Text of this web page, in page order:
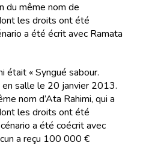
du même nom de
les droits ont été
a été écrit avec Ramata
était « Syngué sabour.
salle le 20 janvier 2013.
nom d’Ata Rahimi, qui a
les droits ont été
a été coécrit avec
a reçu 100 000 €